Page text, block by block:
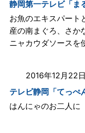
静岡第一テレビ「ま
お魚のエキスパート
産の南まぐろ、さか
ニャカウダソースを
2016年12月22
テレビ静岡「てっぺ
はんにゃのお二人に